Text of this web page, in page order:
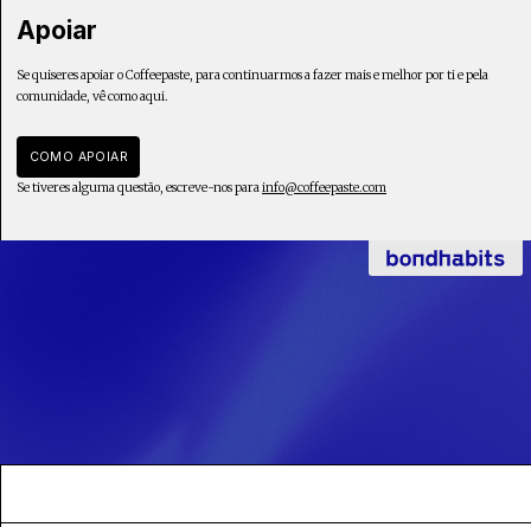
Apoiar
Se quiseres apoiar o Coffeepaste, para continuarmos a fazer mais e melhor por ti e pela
comunidade, vê como aqui.
COMO APOIAR
Se tiveres alguma questão, escreve-nos parainfo@coffeepaste.com